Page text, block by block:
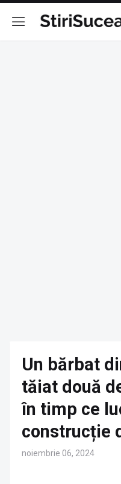
Un bărbat
tăiat două
în timp ce
construcție
noiembrie 06, 2024